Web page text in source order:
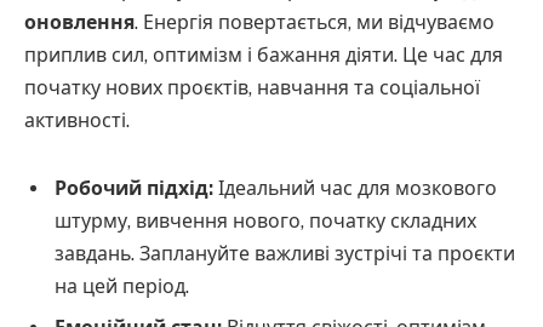
оновлення. Енергія повертається, ми відчуваємо
приплив сил, оптимізм і бажання діяти. Це час для
початку нових проєктів, навчання та соціальної
активності.
Робочий підхід: Ідеальний час для мозкового
штурму, вивчення нового, початку складних
завдань. Заплануйте важливі зустрічі та проєкти
на цей період.